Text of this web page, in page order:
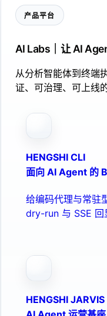
产品平台
AI Labs｜让 AI
从分析智能体到终端
证、可治理、可上线
HENGSHI CLI
面向 AI Agent 的
给编码代理与常驻
dry-run 与 SSE 回
HENGSHI JARVIS